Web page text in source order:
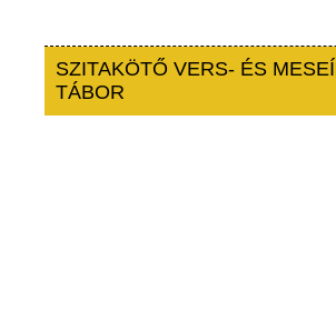
SZITAKÖTŐ VERS- ÉS
TÁBOR